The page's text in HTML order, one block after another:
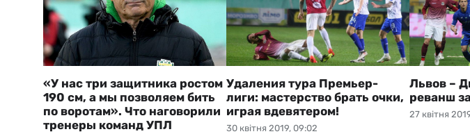
«У нас три защитника ростом
190 см, а мы позволяем бить
по воротам». Что наговорили
тренеры команд УПЛ
30 квітня 2019, 09:02
Удаления тура Премьер-
лиги: мастерство брать очки,
играя вдевятером!
27 квітня
Львов –
реванш